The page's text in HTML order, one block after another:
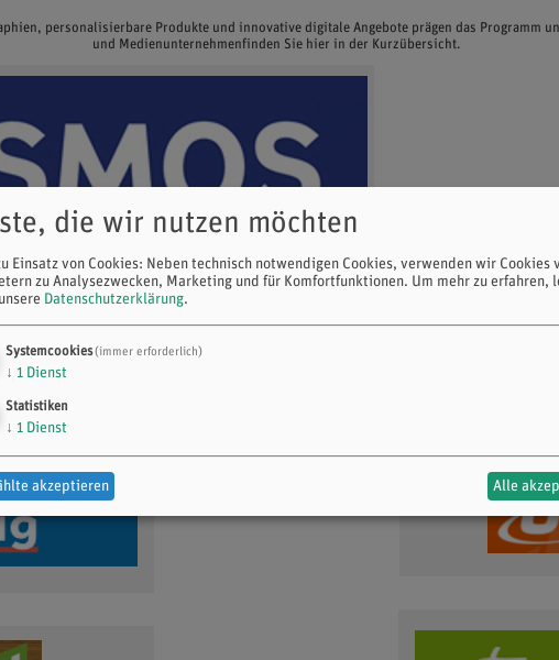
personalisierbare Produkte und innovative digitale Angebote prägen das Programm
und Medienunternehmenfinden Sie hier in der Kurzübersicht.
die wir nutzen möchten
Einsatz von Cookies: Neben technisch notwendigen Cookies, verwenden wir Cookies
zu Analysezwecken, Marketing und für Komfortfunktionen. Um mehr zu erfahren,
Datenschutzerklärung.
Systemcookies(immer erforderlich)
↓ 1 Dienst
Statistiken
↓ 1 Dienst
akzeptieren Alle